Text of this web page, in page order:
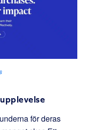
för deras